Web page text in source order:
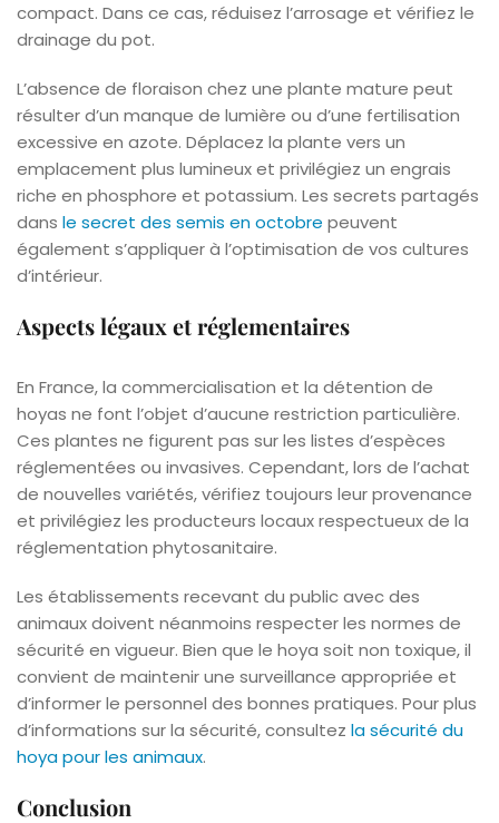
compact. Dans ce cas, réduisez l’arrosage et vérifiez le
drainage du pot.
L’absence de floraison chez une plante mature peut
résulter d’un manque de lumière ou d’une fertilisation
excessive en azote. Déplacez la plante vers un
emplacement plus lumineux et privilégiez un engrais
riche en phosphore et potassium. Les secrets partagés
dans le secret des semis en octobre peuvent
également s’appliquer à l’optimisation de vos cultures
d’intérieur.
Aspects légaux et réglementaires
En France, la commercialisation et la détention de
hoyas ne font l’objet d’aucune restriction particulière.
Ces plantes ne figurent pas sur les listes d’espèces
réglementées ou invasives. Cependant, lors de l’achat
de nouvelles variétés, vérifiez toujours leur provenance
et privilégiez les producteurs locaux respectueux de la
réglementation phytosanitaire.
Les établissements recevant du public avec des
animaux doivent néanmoins respecter les normes de
sécurité en vigueur. Bien que le hoya soit non toxique, il
convient de maintenir une surveillance appropriée et
d’informer le personnel des bonnes pratiques. Pour plus
d’informations sur la sécurité, consultez la sécurité du
hoya pour les animaux.
Conclusion